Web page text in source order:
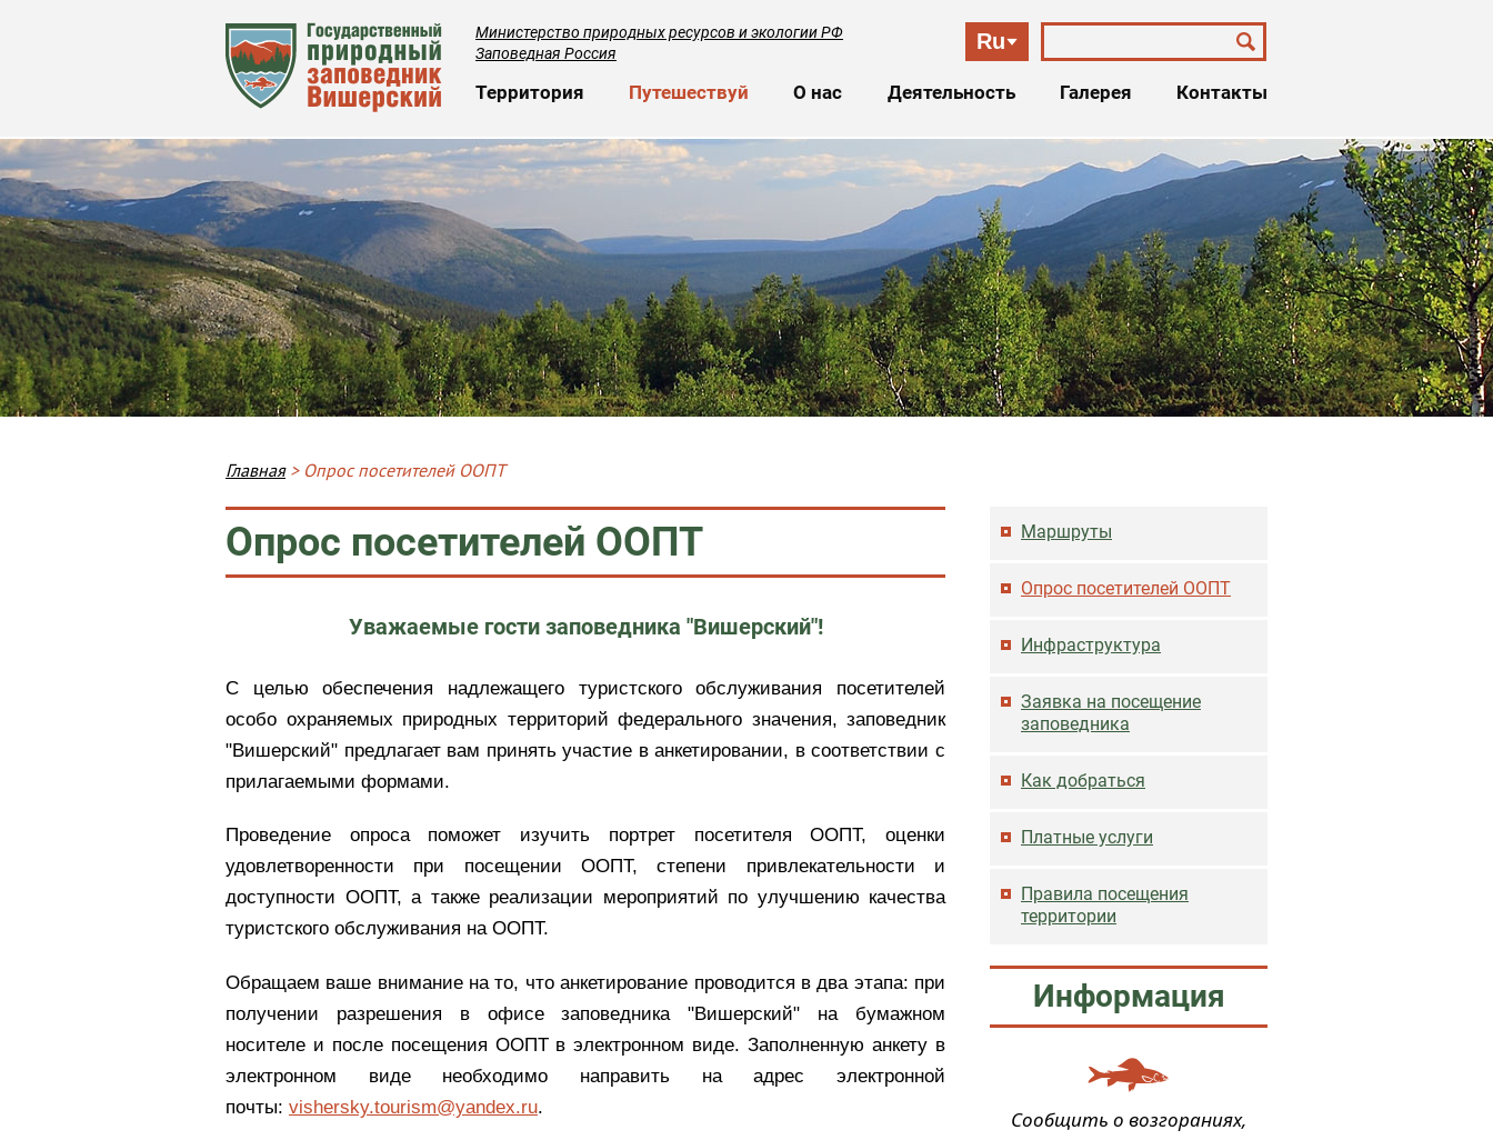
Министерство природных ресурсов и экологии РФ
Заповедная Россия
Ru
Основная навигация
Территория Путешествуй О нас Деятельность Галерея Контакты
Строка навигации
Главная Опрос посетителей ООПТ
Опрос посетителей ООПТ
Уважаемые гости заповедника "Вишерский"!
С целью обеспечения надлежащего туристского обслуживания посетителей
особо охраняемых природных территорий федерального значения, заповедник
"Вишерский" предлагает вам принять участие в анкетировании, в соответствии с
прилагаемыми формами.
Проведение опроса поможет изучить портрет посетителя ООПТ, оценки
удовлетворенности при посещении ООПТ, степени привлекательности и
доступности ООПТ, а также реализации мероприятий по улучшению качества
туристского обслуживания на ООПТ.
Обращаем ваше внимание на то, что анкетирование проводится в два этапа: при
получении разрешения в офисе заповедника "Вишерский" на бумажном
носителе и после посещения ООПТ в электронном виде. Заполненную анкету в
электронном виде необходимо направить на адрес электронной
почты: vishersky.tourism@yandex.ru.
Основная навигация
Маршруты
Опрос посетителей ООПТ
Инфраструктура
Заявка на посещение
заповедника
Как добраться
Платные услуги
Правила посещения
территории
Информация
Сообщить о возгораниях,